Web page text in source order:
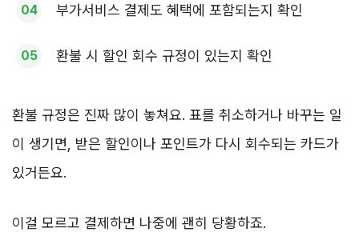
부가서비스 결제도 혜택에 포함되는지 확인
환불 시 할인 회수 규정이 있는지 확인
환불 규정은 진짜 많이 놓쳐요. 표를 취소하거나 바꾸는 일
이 생기면, 받은 할인이나 포인트가 다시 회수되는 카드가
있거든요.
이걸 모르고 결제하면 나중에 괜히 당황하죠.